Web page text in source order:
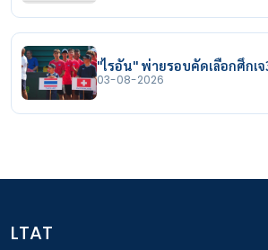
"ไรอัน" พ่ายรอบคัดเลือกศึกเ
03-08-2026
LTAT